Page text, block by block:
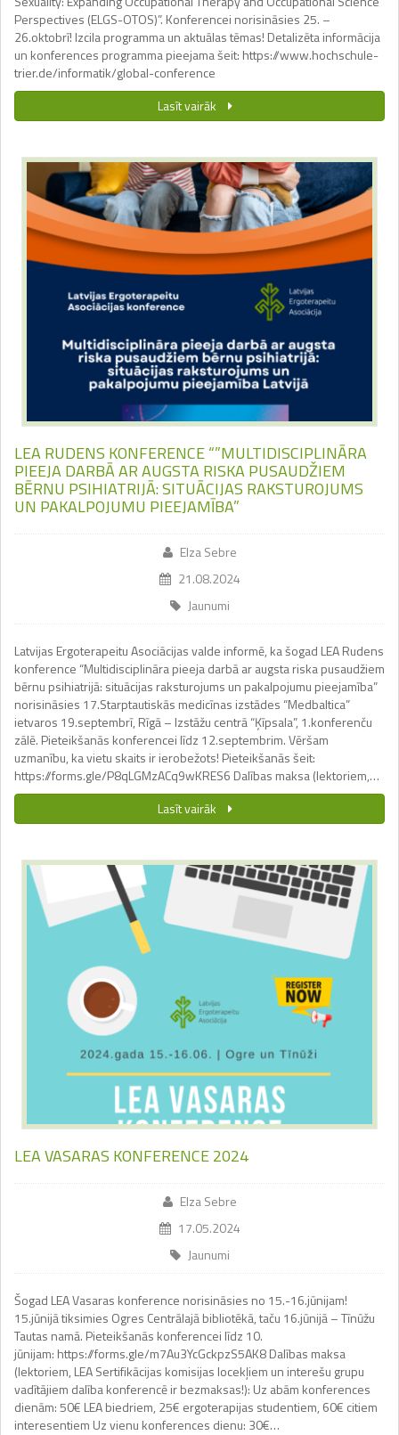
Perspectives (ELGS-OTOS)”. Konferencei norisināsies 25. –
26.oktobrī! Izcila programma un aktuālas tēmas! Detalizēta informācija
un konferences programma pieejama šeit: https://www.hochschule-
trier.de/informatik/global-conference
Lasīt vairāk
LEA RUDENS KONFERENCE “”MULTIDISCIPLINĀRA
PIEEJA DARBĀ AR AUGSTA RISKA PUSAUDŽIEM
BĒRNU PSIHIATRIJĀ: SITUĀCIJAS RAKSTUROJUMS
UN PAKALPOJUMU PIEEJAMĪBA”
Elza Sebre
21.08.2024
Jaunumi
Latvijas Ergoterapeitu Asociācijas valde informē, ka šogad LEA Rudens
konference “Multidisciplināra pieeja darbā ar augsta riska pusaudžiem
bērnu psihiatrijā: situācijas raksturojums un pakalpojumu pieejamība”
norisināsies 17.Starptautiskās medicīnas izstādes “Medbaltica”
ietvaros 19.septembrī, Rīgā – Izstāžu centrā “Ķīpsala”, 1.konferenču
zālē. Pieteikšanās konferencei līdz 12.septembrim. Vēršam
uzmanību, ka vietu skaits ir ierobežots! Pieteikšanās šeit:
https://forms.gle/P8qLGMzACq9wKRES6 Dalības maksa (lektoriem,…
Lasīt vairāk
LEA VASARAS KONFERENCE 2024
Elza Sebre
17.05.2024
Jaunumi
Šogad LEA Vasaras konference norisināsies no 15.-16.jūnijam!
15.jūnijā tiksimies Ogres Centrālajā bibliotēkā, taču 16.jūnijā – Tīnūžu
Tautas namā. Pieteikšanās konferencei līdz 10.
jūnijam: https://forms.gle/m7Au3YcGckpzS5AK8 Dalības maksa
(lektoriem, LEA Sertifikācijas komisijas locekļiem un interešu grupu
vadītājiem dalība konferencē ir bezmaksas!): Uz abām konferences
dienām: 50€ LEA biedriem, 25€ ergoterapijas studentiem, 60€ citiem
interesentiem Uz vienu konferences dienu: 30€…